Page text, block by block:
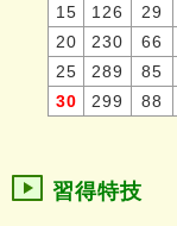
15
126 29
20
230 66
25
289 85
30
299 88
習得特技